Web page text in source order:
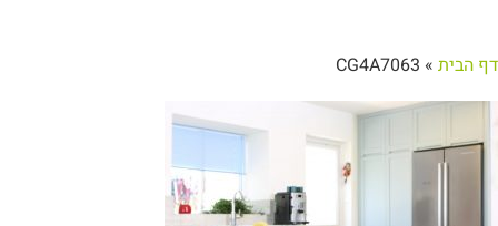
דף הבית »
CG4A7063